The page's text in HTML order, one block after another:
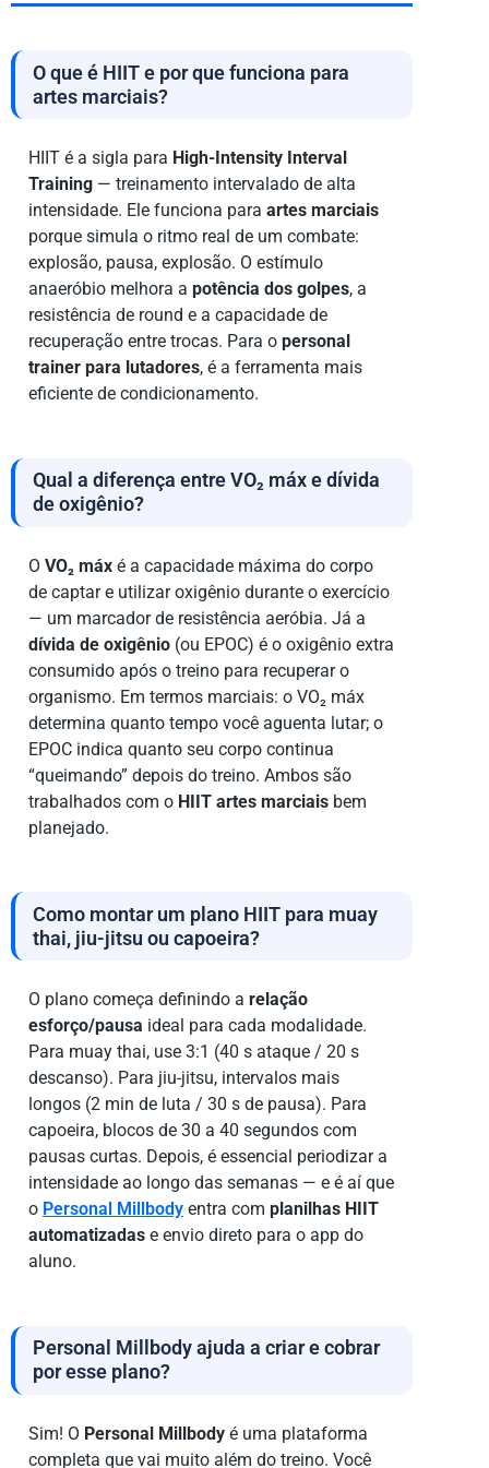
O que é HIIT e por que funciona para
artes marciais?
HIIT é a sigla para High-Intensity Interval
Training — treinamento intervalado de alta
intensidade. Ele funciona para artes marciais
porque simula o ritmo real de um combate:
explosão, pausa, explosão. O estímulo
anaeróbio melhora a potência dos golpes, a
resistência de round e a capacidade de
recuperação entre trocas. Para o personal
trainer para lutadores, é a ferramenta mais
eficiente de condicionamento.
Qual a diferença entre VO₂ máx e dívida
de oxigênio?
O VO₂ máx é a capacidade máxima do corpo
de captar e utilizar oxigênio durante o exercício
— um marcador de resistência aeróbia. Já a
dívida de oxigênio (ou EPOC) é o oxigênio extra
consumido após o treino para recuperar o
organismo. Em termos marciais: o VO₂ máx
determina quanto tempo você aguenta lutar; o
EPOC indica quanto seu corpo continua
“queimando” depois do treino. Ambos são
trabalhados com o HIIT artes marciais bem
planejado.
Como montar um plano HIIT para muay
thai, jiu-jitsu ou capoeira?
O plano começa definindo a relação
esforço/pausa ideal para cada modalidade.
Para muay thai, use 3:1 (40 s ataque / 20 s
descanso). Para jiu-jitsu, intervalos mais
longos (2 min de luta / 30 s de pausa). Para
capoeira, blocos de 30 a 40 segundos com
pausas curtas. Depois, é essencial periodizar a
intensidade ao longo das semanas — e é aí que
o Personal Millbody entra com planilhas HIIT
automatizadas e envio direto para o app do
aluno.
Personal Millbody ajuda a criar e cobrar
por esse plano?
Sim! O Personal Millbody é uma plataforma
completa que vai muito além do treino. Você